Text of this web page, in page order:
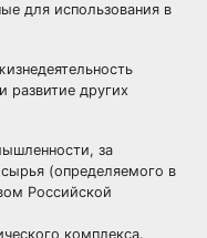
для использования в
развитие других
за
(определяемого в
Российской
комплекса.